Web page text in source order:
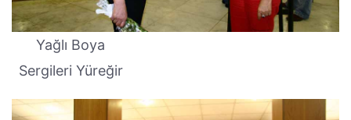
Yağlı Boya
Sergileri Yüreğir